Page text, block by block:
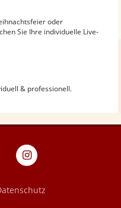
oder
Sie Ihre individuelle Live-
& professionell.
eventpeppers